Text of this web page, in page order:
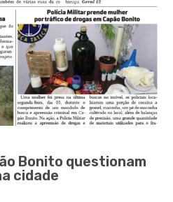
Bonito questionam
cidade